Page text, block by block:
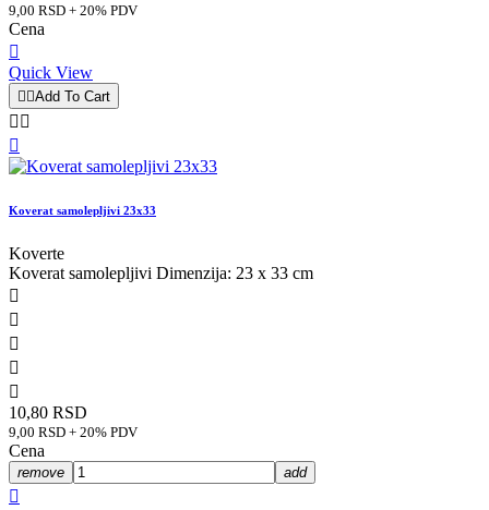
9,00 RSD + 20% PDV
Cena

Quick View
 Add To Cart
 

Koverat samolepljivi 23x33
Koverte
Koverat samolepljivi Dimenzija: 23 x 33 cm





10,80 RSD
9,00 RSD + 20% PDV
Cena
remove add
